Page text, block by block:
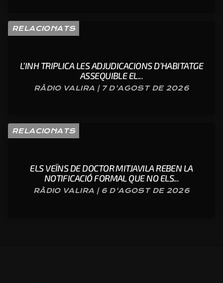
RELACIONATS
L’INH TRIPLICA LES ADJUDICACIONS D’HABITATGE
ASSEQUIBLE EL...
RÀDIO VALIRA | 7 D'AGOST DE 2026
RELACIONATS
ELS VEÏNS DE DOCTOR MITJAVILA REBEN LA
NOTIFICACIÓ FORMAL QUE NO ELS...
RÀDIO VALIRA | 6 D'AGOST DE 2026